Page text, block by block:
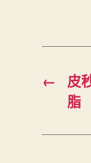
←
皮
脂